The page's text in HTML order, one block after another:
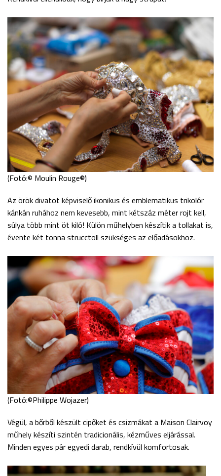
(Fotó:© Moulin Rouge®)
Az örök divatot képviselő ikonikus és emblematikus trikolór
kánkán ruhához nem kevesebb, mint kétszáz méter rojt kell,
súlya több mint öt kiló! Külön műhelyben készítik a tollakat is,
évente két tonna strucctoll szükséges az előadásokhoz.
(Fotó:©Philippe Wojazer)
Végül, a bőrből készült cipőket és csizmákat a Maison Clairvoy
műhely készíti szintén tradicionális, kézműves eljárással.
Minden egyes pár egyedi darab, rendkívül komfortosak.